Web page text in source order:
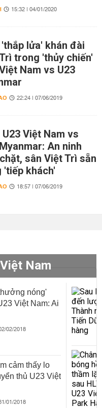
15:32 | 04/01/2020
lửa' khán đài
trong 'thủy chiến'
Nam vs U23
22:24 | 07/06/2019
Việt Nam vs
An ninh
sân Việt Trì sẵn
'tiếp khách'
18:57 | 07/06/2019
Nam
nóng'
Việt Nam: Ai
02/2018
cảm thấy lo
thủ U23 Việt
01/2018